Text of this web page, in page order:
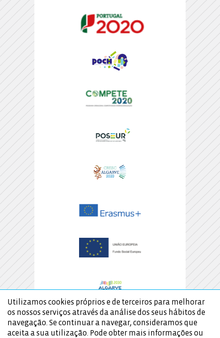
Utilizamos cookies próprios e de terceiros para melhorar
os nossos serviços através da análise dos seus hábitos de
navegação. Se continuar a navegar, consideramos que
aceita a sua utilização. Pode obter mais informações ou